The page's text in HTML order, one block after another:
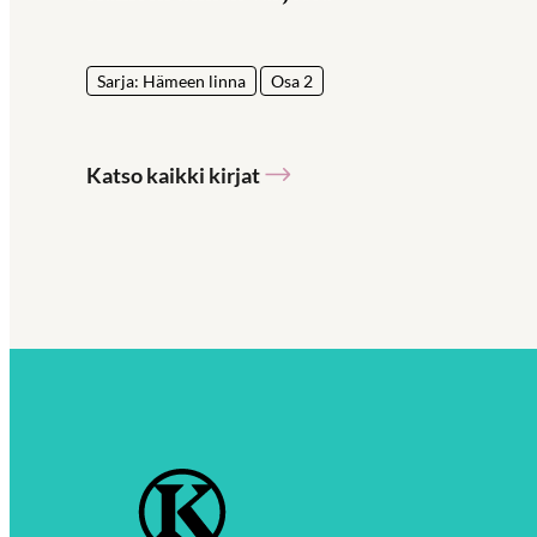
Sarja: Hämeen linna Osa 2
Katso kaikki kirjat